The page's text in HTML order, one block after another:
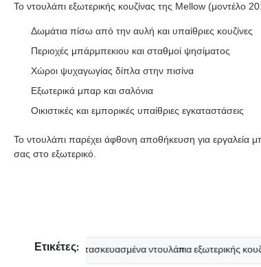
Το ντουλάπι εξωτερικής κουζίνας της Mellow (μοντέλο
Δωμάτια πίσω από την αυλή και υπαίθριες κουζίνες
Περιοχές μπάρμπεκιου και σταθμοί ψησίματος
Χώροι ψυχαγωγίας δίπλα στην πισίνα
Εξωτερικά μπαρ και σαλόνια
Οικιστικές και εμπορικές υπαίθριες εγκαταστάσεις
Το ντουλάπι παρέχει άφθονη αποθήκευση για εργαλεία
σας στο εξωτερικό.
Ετικέτες:
προκατασκευασμένα ντουλάπια εξωτερικής κουζίνας